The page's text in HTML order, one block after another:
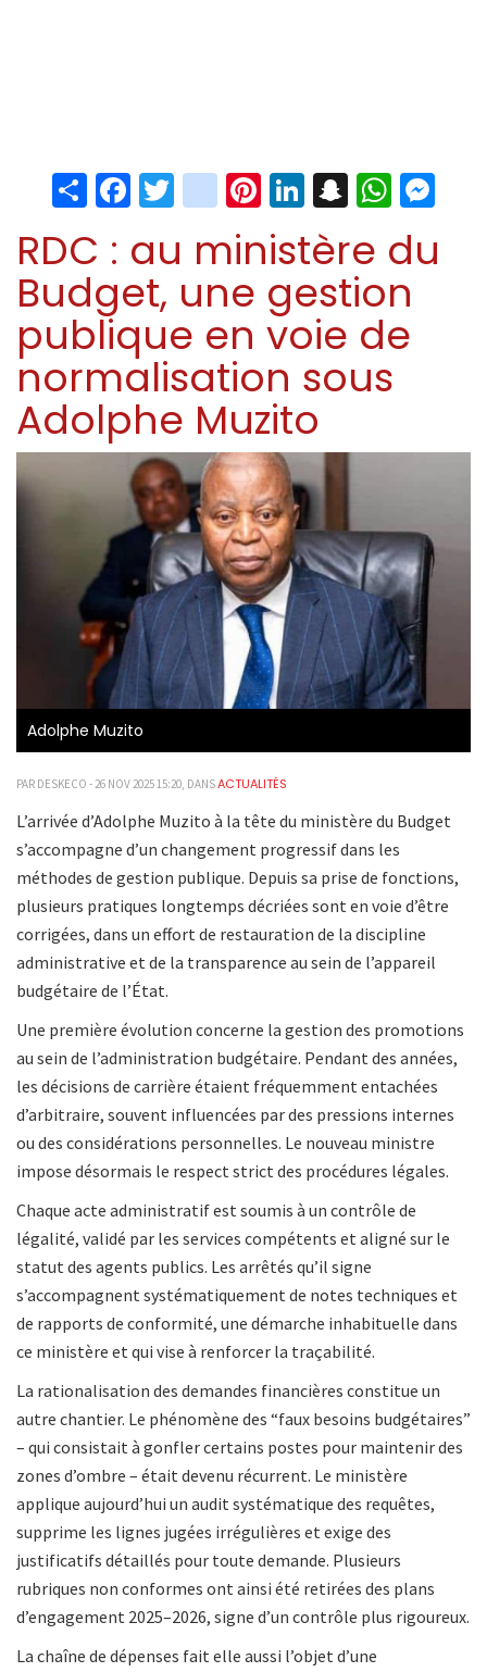
ShareFacebook
Twitter
instagram
Pinterest
LinkedIn
Snapchat
RDC : au ministère du
Budget, une gestion
publique en voie de
normalisation sous
Adolphe Muzito
Adolphe Muzito
PAR DESKECO - 26 NOV 2025 15:20, DANSACTUALITÉS
L’arrivée d’Adolphe Muzito à la tête du ministère du Budget
s’accompagne d’un changement progressif dans les
méthodes de gestion publique. Depuis sa prise de fonctions,
plusieurs pratiques longtemps décriées sont en voie d’être
corrigées, dans un effort de restauration de la discipline
administrative et de la transparence au sein de l’appareil
budgétaire de l’État.
Une première évolution concerne la gestion des promotions
au sein de l’administration budgétaire. Pendant des années,
les décisions de carrière étaient fréquemment entachées
d’arbitraire, souvent influencées par des pressions internes
ou des considérations personnelles. Le nouveau ministre
impose désormais le respect strict des procédures légales.
Chaque acte administratif est soumis à un contrôle de
légalité, validé par les services compétents et aligné sur le
statut des agents publics. Les arrêtés qu’il signe
s’accompagnent systématiquement de notes techniques et
de rapports de conformité, une démarche inhabituelle dans
ce ministère et qui vise à renforcer la traçabilité.
La rationalisation des demandes financières constitue un
autre chantier. Le phénomène des “faux besoins budgétaires”
– qui consistait à gonfler certains postes pour maintenir des
zones d’ombre – était devenu récurrent. Le ministère
applique aujourd’hui un audit systématique des requêtes,
supprime les lignes jugées irrégulières et exige des
justificatifs détaillés pour toute demande. Plusieurs
rubriques non conformes ont ainsi été retirées des plans
d’engagement 2025–2026, signe d’un contrôle plus rigoureux.
La chaîne de dépenses fait elle aussi l’objet d’une